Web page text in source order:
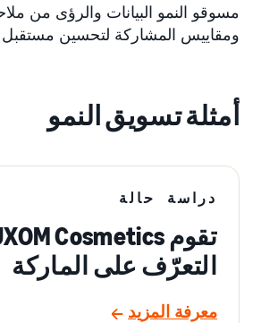
مسوقو النمو البيانات والرؤى من
ومقاييس المشاركة لتحسين مستقبل
أمثلة تسويق النمو
دراسة حالة
التعرّف على الماركة
معرفة المزيد